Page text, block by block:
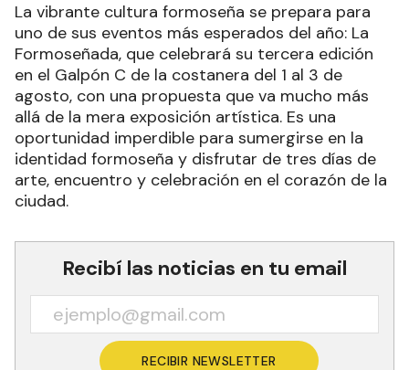
La vibrante cultura formoseña se prepara para
uno de sus eventos más esperados del año: La
Formoseñada, que celebrará su tercera edición
en el Galpón C de la costanera del 1 al 3 de
agosto, con una propuesta que va mucho más
allá de la mera exposición artística. Es una
oportunidad imperdible para sumergirse en la
identidad formoseña y disfrutar de tres días de
arte, encuentro y celebración en el corazón de la
ciudad.
Recibí las noticias en tu email
RECIBIR NEWSLETTER